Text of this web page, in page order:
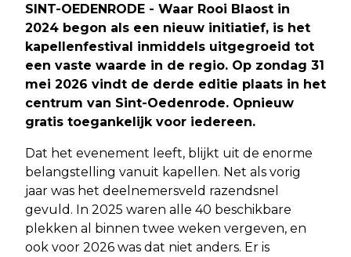
SINT-OEDENRODE - Waar Rooi Blaost in
2024 begon als een nieuw initiatief, is het
kapellenfestival inmiddels uitgegroeid tot
een vaste waarde in de regio. Op zondag 31
mei 2026 vindt de derde editie plaats in het
centrum van Sint-Oedenrode. Opnieuw
gratis toegankelijk voor iedereen.
Dat het evenement leeft, blijkt uit de enorme
belangstelling vanuit kapellen. Net als vorig
jaar was het deelnemersveld razendsnel
gevuld. In 2025 waren alle 40 beschikbare
plekken al binnen twee weken vergeven, en
ook voor 2026 was dat niet anders. Er is